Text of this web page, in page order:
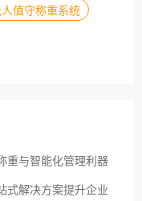
值守称重系统
重与智能化管理利器
式解决方案提升企业